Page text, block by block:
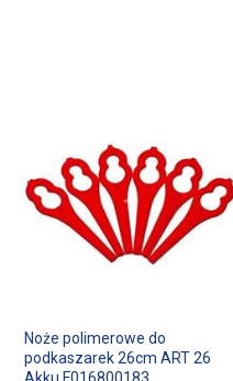
Noże polimerowe do
podkaszarek 26cm ART 26
Akku F016800183